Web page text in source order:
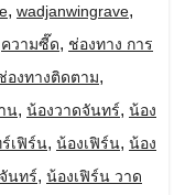
, wadjanwingrave,
ความซี๊ด, ช่องทาง การ
องทางติดตาม,
น, น้องวาดจันทร์, น้อง
เฟิร์น, น้องเฟิร์น, น้อง
นทร์, น้องเฟิร์น วาด